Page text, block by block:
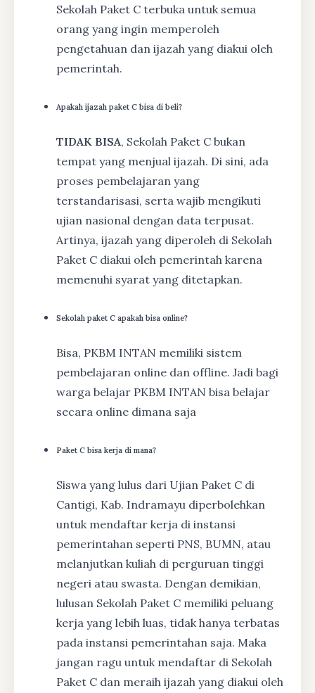
Sekolah Paket C terbuka untuk semua
orang yang ingin memperoleh
pengetahuan dan ijazah yang diakui oleh
pemerintah.
Apakah ijazah paket C bisa di beli?
TIDAK BISA, Sekolah Paket C bukan
tempat yang menjual ijazah. Di sini, ada
proses pembelajaran yang
terstandarisasi, serta wajib mengikuti
ujian nasional dengan data terpusat.
Artinya, ijazah yang diperoleh di Sekolah
Paket C diakui oleh pemerintah karena
memenuhi syarat yang ditetapkan.
Sekolah paket C apakah bisa online?
Bisa, PKBM INTAN memiliki sistem
pembelajaran online dan offline. Jadi bagi
warga belajar PKBM INTAN bisa belajar
secara online dimana saja
Paket C bisa kerja di mana?
Siswa yang lulus dari Ujian Paket C di
Cantigi, Kab. Indramayu diperbolehkan
untuk mendaftar kerja di instansi
pemerintahan seperti PNS, BUMN, atau
melanjutkan kuliah di perguruan tinggi
negeri atau swasta. Dengan demikian,
lulusan Sekolah Paket C memiliki peluang
kerja yang lebih luas, tidak hanya terbatas
pada instansi pemerintahan saja. Maka
jangan ragu untuk mendaftar di Sekolah
Paket C dan meraih ijazah yang diakui oleh